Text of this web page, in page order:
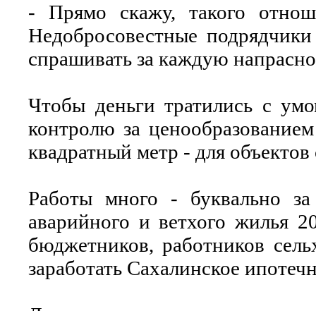
- Прямо скажу, такого
Недобросовестные
спрашивать за каждую
Чтобы деньги тратились с
контролю за
квадратный метр - для
Работы много - буквально
аварийного и ветхого жилья
бюджетников, работников
заработать Сахалинское